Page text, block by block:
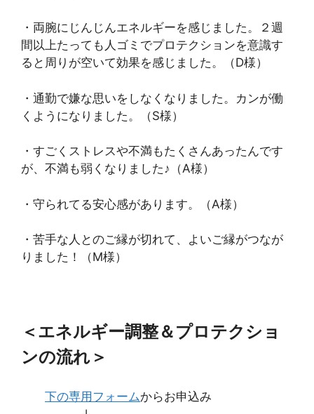
・両腕にじんじんエネルギーを感じました。２週
間以上たっても人ゴミでプロテクションを意識す
ると周りが空いて効果を感じました。（D様）
・通勤で嫌な思いをしなくなりました。カンが働
くようになりました。（S様）
・すごくストレスや不満もたくさんあったんです
が、不満も弱くなりました♪（A様）
・守られてる安心感があります。（A様）
・苦手な人とのご縁が切れて、よいご縁がつなが
りました！（M様）
＜エネルギー調整＆プロテクショ
ンの流れ＞
下の専用フォームからお申込み